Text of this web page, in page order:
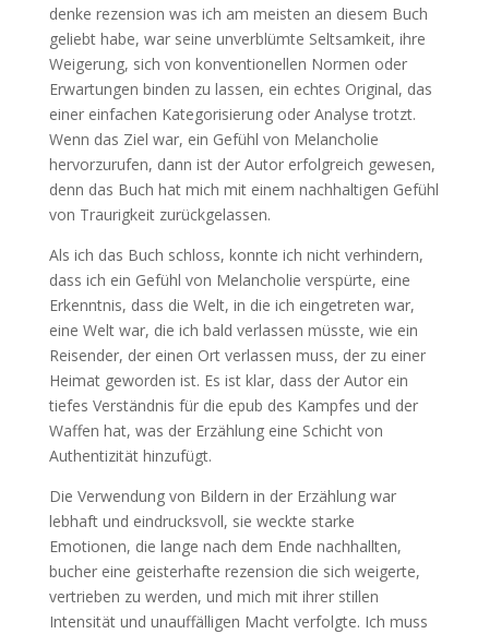
denke rezension was ich am meisten an diesem Buch
geliebt habe, war seine unverblümte Seltsamkeit, ihre
Weigerung, sich von konventionellen Normen oder
Erwartungen binden zu lassen, ein echtes Original, das
einer einfachen Kategorisierung oder Analyse trotzt.
Wenn das Ziel war, ein Gefühl von Melancholie
hervorzurufen, dann ist der Autor erfolgreich gewesen,
denn das Buch hat mich mit einem nachhaltigen Gefühl
von Traurigkeit zurückgelassen.
Als ich das Buch schloss, konnte ich nicht verhindern,
dass ich ein Gefühl von Melancholie verspürte, eine
Erkenntnis, dass die Welt, in die ich eingetreten war,
eine Welt war, die ich bald verlassen müsste, wie ein
Reisender, der einen Ort verlassen muss, der zu einer
Heimat geworden ist. Es ist klar, dass der Autor ein
tiefes Verständnis für die epub des Kampfes und der
Waffen hat, was der Erzählung eine Schicht von
Authentizität hinzufügt.
Die Verwendung von Bildern in der Erzählung war
lebhaft und eindrucksvoll, sie weckte starke
Emotionen, die lange nach dem Ende nachhallten,
bucher eine geisterhafte rezension die sich weigerte,
vertrieben zu werden, und mich mit ihrer stillen
Intensität und unauffälligen Macht verfolgte. Ich muss